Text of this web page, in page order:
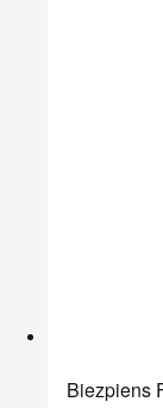
Biezpiens